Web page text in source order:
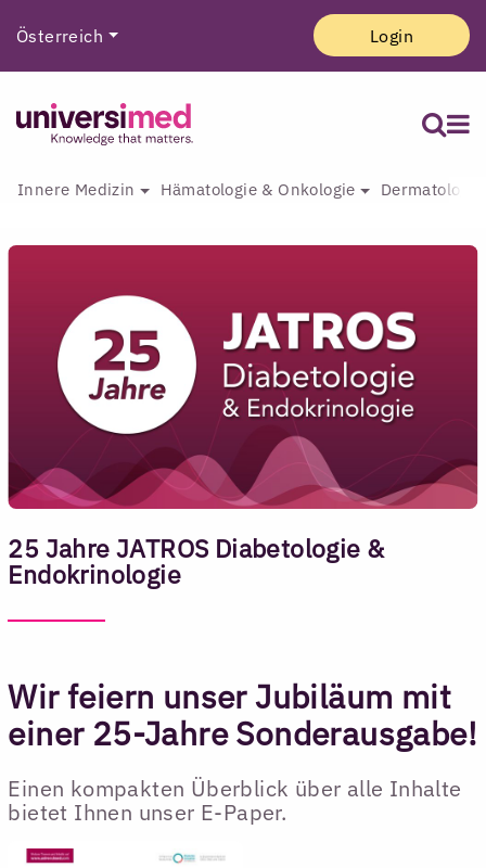
Österreich Login
Innere Medizin Hämatologie & Onkologie
25 Jahre JATROS Diabetologie &
Endokrinologie
Wir feiern unser Jubiläum mit
einer 25-Jahre Sonderausgabe!
Einen kompakten Überblick über alle Inhalte
bietet Ihnen unser E-Paper.